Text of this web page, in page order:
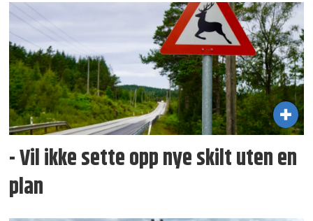
- Vil ikke sette opp nye skilt uten en
plan